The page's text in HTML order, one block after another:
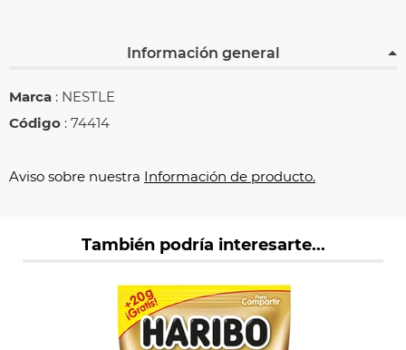
Información general
Marca : NESTLE
Código : 74414
Aviso sobre nuestra Información de producto.
También podría interesarte...